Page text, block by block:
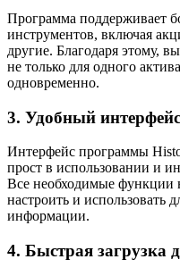
Программа поддерживает
инструментов, включая
другие. Благодаря этому,
не только для одного
одновременно.
3. Удобный интерфейс
Интерфейс программы
прост в использовании и
Все необходимые функции
настроить и использовать
информации.
4. Быстрая загрузка